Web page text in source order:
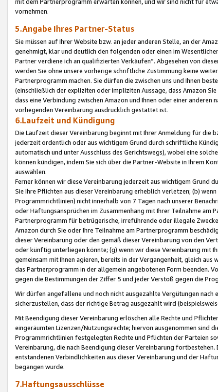
mit dem Partnerprogramm erwarten können, und wir sind nicht für
vornehmen.
5.Angabe Ihres Partner-Status
Sie müssen auf Ihrer Website bzw. an jeder anderen Stelle, an der
genehmigt, klar und deutlich den folgenden oder einen im
Partner verdiene ich an qualifizierten Verkäufen“. Abgesehen von
werden Sie ohne unsere vorherige schriftliche Zustimmung keine
Partnerprogramm machen. Sie dürfen die zwischen uns und Ihnen
(einschließlich der expliziten oder impliziten Aussage, dass Amazon
dass eine Verbindung zwischen Amazon und Ihnen oder einer
vorliegenden Vereinbarung ausdrücklich gestattet ist.
6.Laufzeit und Kündigung
Die Laufzeit dieser Vereinbarung beginnt mit Ihrer Anmeldung für die
jederzeit ordentlich oder aus wichtigem Grund durch schriftliche
automatisch und unter Ausschluss des Gerichtswegs), wobei eine
können kündigen, indem Sie sich über die Partner-Website in Ihrem
auswählen.
Ferner können wir diese Vereinbarung jederzeit aus wichtigem Grund
Sie Ihre Pflichten aus dieser Vereinbarung erheblich verletzen; (b)
Programmrichtlinien) nicht innerhalb von 7 Tagen nach unserer
oder Haftungsansprüchen im Zusammenhang mit Ihrer Teilnahme am
Partnerprogramm für betrügerische, irreführende oder illegale
Amazon durch Sie oder Ihre Teilnahme am Partnerprogramm
dieser Vereinbarung oder den gemäß dieser Vereinbarung von den
oder künftig unterliegen könnte; (g) wenn wir diese Vereinbarung mit
gemeinsam mit Ihnen agieren, bereits in der Vergangenheit, gleich
das Partnerprogramm in der allgemein angebotenen Form beenden.
gegen die Bestimmungen der Ziffer 5 und jeder Verstoß gegen die
Wir dürfen angefallene und noch nicht ausgezahlte Vergütungen
sicherzustellen, dass der richtige Betrag ausgezahlt wird
Mit Beendigung dieser Vereinbarung erlöschen alle Rechte und
eingeräumten Lizenzen/Nutzungsrechte; hiervon ausgenommen sind
Programmrichtlinien festgelegten Rechte und Pflichten der Parteien
Vereinbarung, die nach Beendigung dieser Vereinbarung
entstandenen Verbindlichkeiten aus dieser Vereinbarung und der
begangen wurde.
7.Haftungsausschlüsse